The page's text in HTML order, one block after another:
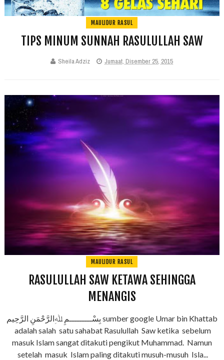
MAULIDUR RASUL
TIPS MINUM SUNNAH RASULULLAH SAW
Sheila Adziz Jumaat, Disember 25, 2015
MAULIDUR RASUL
RASULULLAH SAW KETAWA SEHINGGA
MENANGIS
بِسْـــــــــمِ ﷲِالرَّحْمَنِ الرَّحِيم sumber google Umar bin Khattab
adalah salah satu sahabat Rasulullah Saw ketika sebelum
masuk Islam sangat ditakuti pengikut Muhammad. Namun
setelah masuk Islam paling ditakuti musuh-musuh Isla...